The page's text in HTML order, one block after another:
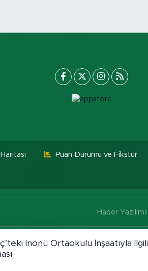
Puan Durumu ve Fikstür
Haber Yazılımı:
İnönü Ortaokulu İnşaatıyla İlgili